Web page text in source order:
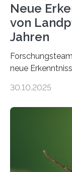
Neue
von
Jahren
neue
Landpflanzen
Grünalgen, die
lebten. Unter
die noch heute
Süßwasseralge
30.10.2025